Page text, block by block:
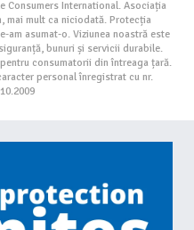
Consumers International. Asociația
mai mult ca niciodată. Protecția
am asumat-o. Viziunea noastră este
bunuri și servicii durabile.
consumatorii din întreaga țară.
personal înregistrat cu nr.